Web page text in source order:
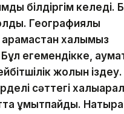
білдіргім келеді.
Географиялық
халқымыз
егемендікке,
жолын іздеу.
сәттегі
ұмытпайды. Нақтырақ